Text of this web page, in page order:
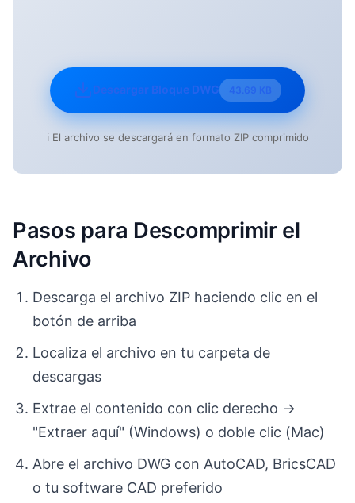
Descargar Bloque DWG 43.69 KB
ℹ️ El archivo se descargará en formato ZIP comprimido
Pasos para Descomprimir el
Archivo
Descarga el archivo ZIP haciendo clic en el
botón de arriba
Localiza el archivo en tu carpeta de
descargas
Extrae el contenido con clic derecho →
"Extraer aquí" (Windows) o doble clic (Mac)
Abre el archivo DWG con AutoCAD, BricsCAD
o tu software CAD preferido